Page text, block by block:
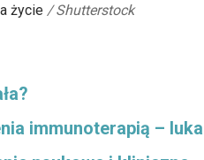
życie / Shutterstock
immunoterapią –